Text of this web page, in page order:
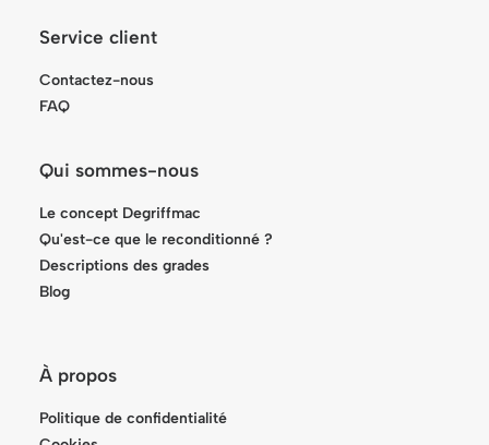
Service client
Contactez-nous
FAQ
Qui sommes-nous
Le concept Degriffmac
Qu'est-ce que le reconditionné ?
Descriptions des grades
Blog
À propos
Politique de confidentialité